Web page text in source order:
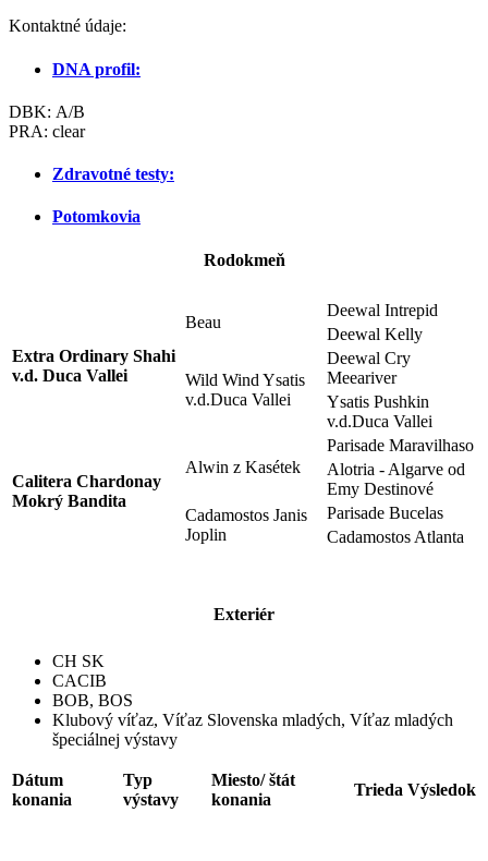
Kontaktné údaje:
DNA profil:
DBK: A/B
PRA: clear
Zdravotné testy:
Potomkovia
Rodokmeň
Extra Ordinary Shahi
v.d. Duca Vallei
Beau
Deewal Intrepid
Deewal Kelly
Wild Wind Ysatis
v.d.Duca Vallei
Deewal Cry
Meeariver
Ysatis Pushkin
v.d.Duca Vallei
Calitera Chardonay
Mokrý Bandita
Alwin z Kasétek
Parisade Maravilhaso
Alotria - Algarve od
Emy Destinové
Cadamostos Janis
Joplin
Parisade Bucelas
Cadamostos Atlanta
Exteriér
CH SK
CACIB
BOB, BOS
Klubový víťaz, Víťaz Slovenska mladých, Víťaz mladých
špeciálnej výstavy
Dátum
konania
Typ
výstavy
Miesto/ štát
konania
Trieda Výsledok